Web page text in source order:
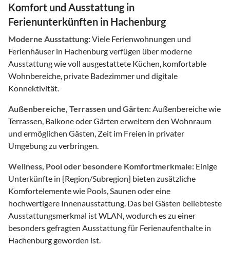
Komfort und Ausstattung in
Ferienunterkünften in Hachenburg
Moderne Ausstattung:Viele Ferienwohnungen und
Ferienhäuser in Hachenburg verfügen über moderne
Ausstattung wie voll ausgestattete Küchen, komfortable
Wohnbereiche, private Badezimmer und digitale
Konnektivität.
Außenbereiche, Terrassen und Gärten: Außenbereiche wie
Terrassen, Balkone oder Gärten erweitern den Wohnraum
und ermöglichen Gästen, Zeit im Freien in privater
Umgebung zu verbringen.
Wellness, Pool oder besondere Komfortmerkmale: Einige
Unterkünfte in {Region/Subregion} bieten zusätzliche
Komfortelemente wie Pools, Saunen oder eine
hochwertigere Innenausstattung. Das bei Gästen beliebteste
Ausstattungsmerkmal ist WLAN, wodurch es zu einer
besonders gefragten Ausstattung für Ferienaufenthalte in
Hachenburg geworden ist.